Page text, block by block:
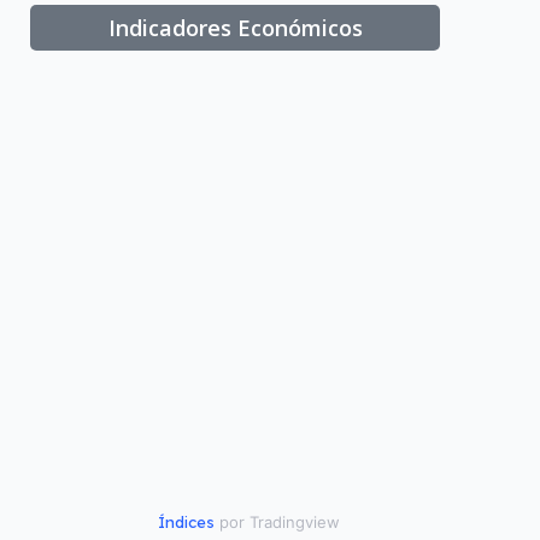
Indicadores Económicos
Índices por Tradingview